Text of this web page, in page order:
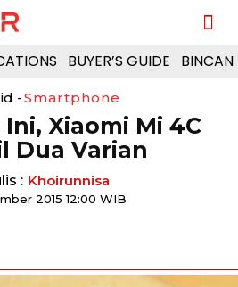
BUYER’S GUIDE
-Smartphone
Xiaomi Mi 4C
Dua Varian
: Khoirunnisa
2015 12:00 WIB